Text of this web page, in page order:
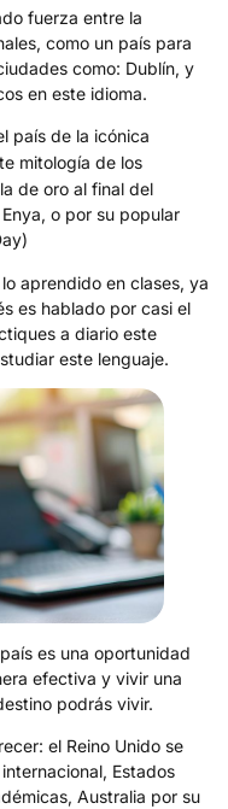
fuerza entre la
como un país para
como: Dublín, y
en este idioma.
país de la icónica
mitología de los
de oro al final del
o por su popular
aprendido en clases, ya
es hablado por casi el
a diario este
este lenguaje.
es una oportunidad
efectiva y vivir una
podrás vivir.
el Reino Unido se
Estados
Australia por su